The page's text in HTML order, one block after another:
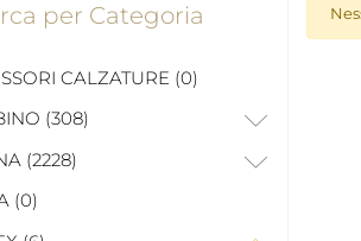
per Categoria
CALZATURE (0)
(308)
(2228)
(0)